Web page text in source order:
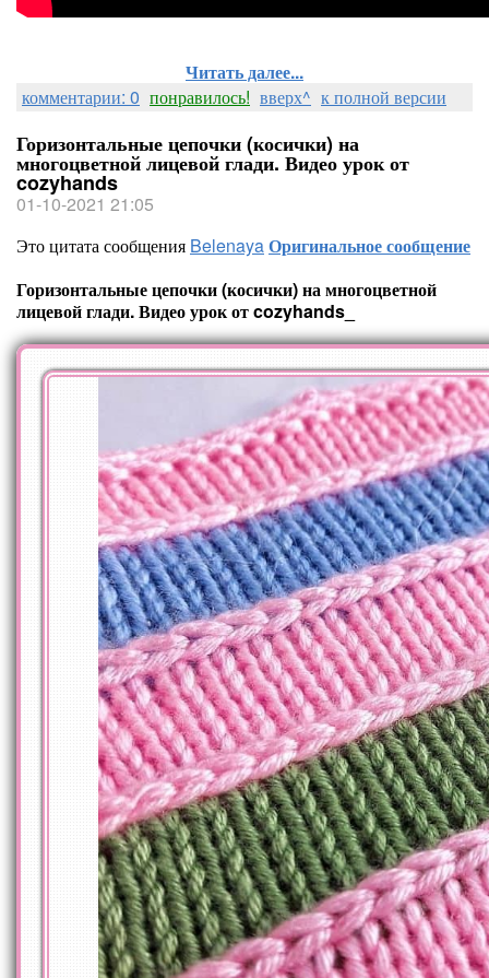
Читать далее...
комментарии: 0 понравилось! вверх^ к полной версии
Горизонтальные цепочки (косички) на
многоцветной лицевой глади. Видео урок от
cozyhands
01-10-2021 21:05
Это цитата сообщения BelenayaОригинальное сообщение
Горизонтальные цепочки (косички) на многоцветной
лицевой глади. Видео урок от cozyhands_